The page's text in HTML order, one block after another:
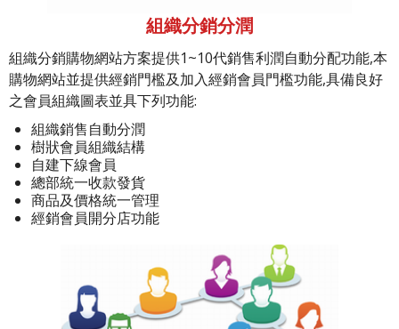
組織分銷分潤
組織分銷購物網站方案提供1~10代銷售利潤自動分配功能,本
購物網站並提供經銷門檻及加入經銷會員門檻功能,具備良好
之會員組織圖表並具下列功能:
組織銷售自動分潤
樹狀會員組織結構
自建下線會員
總部統一收款發貨
商品及價格統一管理
經銷會員開分店功能